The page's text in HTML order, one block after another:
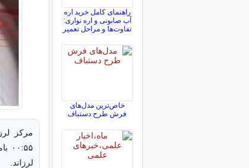
لرزاند.
راهنمای کامل خرید اره
آب صابونی و اره نواری:
تفاوت‌ها و مراحل تعمیر
خاص‌ترین مدل‌های
فرش طرح دستباف